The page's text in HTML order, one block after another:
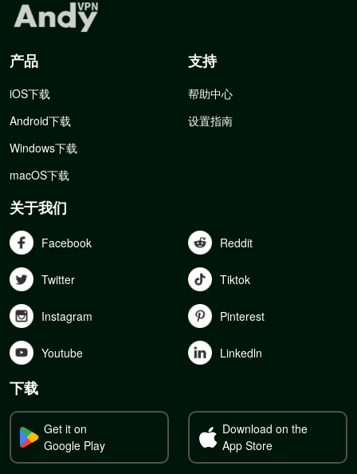
产品
iOS下载
Android下载
Windows下载
macOS下载
支持
帮助中心
设置指南
关于我们
Facebook Reddit
Twitter Tiktok
Instagram Pinterest
Youtube Linkedln
下载
Get it on
Google Play
Download on the
App Store